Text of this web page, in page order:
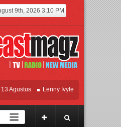
9th, 2026 3:10 PM
Lenny Ivylen: 26 Tahun Jaga
Kerja Sama Pendidikan dan Riset